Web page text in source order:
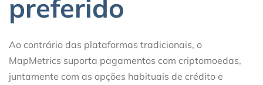
preferido
Ao contrário das plataformas tradicionais, o
MapMetrics suporta pagamentos com criptomoedas,
juntamente com as opções habituais de crédito e